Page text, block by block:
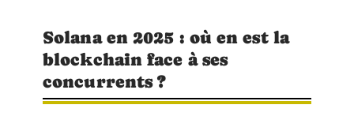
Solana en 2025 : où en est la
blockchain face à ses
concurrents ?